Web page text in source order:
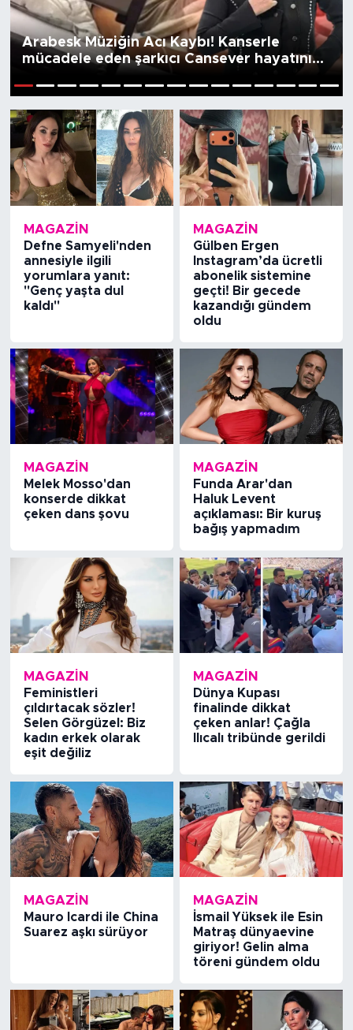
Arabesk Müziğin Acı Kaybı! Kanserle
mücadele eden şarkıcı Cansever hayatını
MAGAZİN
Defne Samyeli'nden
annesiyle ilgili
yorumlara yanıt:
"Genç yaşta dul
kaldı"
MAGAZİN
Gülben Ergen
Instagram’da ücretli
abonelik sistemine
geçti! Bir gecede
kazandığı gündem
oldu
MAGAZİN
Melek Mosso'dan
konserde dikkat
çeken dans şovu
MAGAZİN
Funda Arar'dan
Haluk Levent
açıklaması: Bir kuruş
bağış yapmadım
MAGAZİN
Feministleri
çıldırtacak sözler!
Selen Görgüzel: Biz
kadın erkek olarak
eşit değiliz
MAGAZİN
Dünya Kupası
finalinde dikkat
çeken anlar! Çağla
Ilıcalı tribünde gerildi
MAGAZİN
Mauro Icardi ile China
Suarez aşkı sürüyor
MAGAZİN
İsmail Yüksek ile Esin
Matraş dünyaevine
giriyor! Gelin alma
töreni gündem oldu